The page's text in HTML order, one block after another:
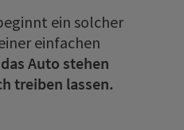
ein solcher
einfachen
das Auto stehen
treiben lassen.